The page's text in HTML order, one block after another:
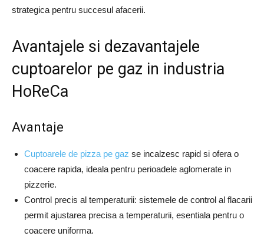
strategica pentru succesul afacerii.
Avantajele si dezavantajele
cuptoarelor pe gaz in industria
HoReCa
Avantaje
Cuptoarele de pizza pe gaz se incalzesc rapid si ofera o
coacere rapida, ideala pentru perioadele aglomerate in
pizzerie.
Control precis al temperaturii: sistemele de control al flacarii
permit ajustarea precisa a temperaturii, esentiala pentru o
coacere uniforma.